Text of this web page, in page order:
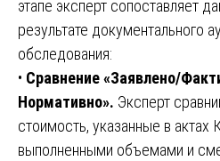
этапе эксперт сопоставляет
результате документального
обследования:
• Сравнение «Заявлено/
Нормативно». Эксперт
стоимость, указанные в актах
выполненными объемами и